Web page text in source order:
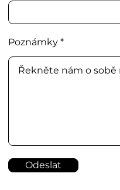
Poznámky
Odeslat